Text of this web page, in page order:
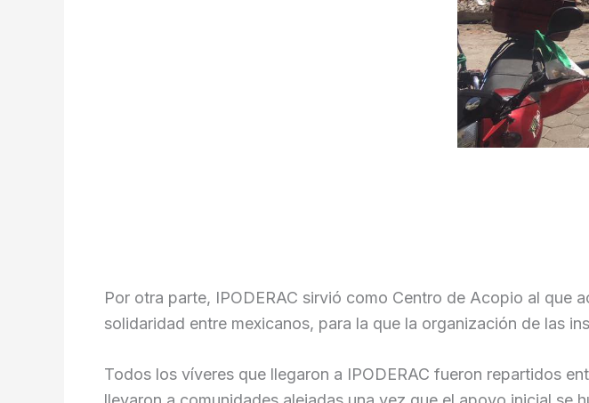
Por otra parte, IPODERAC sirvió como Centro de Acopio al que
solidaridad entre mexicanos, para la que la organización de las
Todos los víveres que llegaron a IPODERAC fueron repartidos